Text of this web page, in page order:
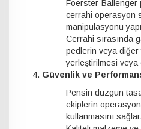
Foerster-Ballenger
cerrahi operasyon
manipülasyonu
Cerrahi sırasında
pedlerin veya diğer
yerleştirilmesi veya
Güvenlik ve
Pensin düzgün
ekiplerin
kullanmasını sağlar.